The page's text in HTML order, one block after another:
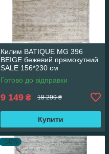
Килим BATIQUE MG 396
BEIGE бежевий прямокутний
SALE 156*230 см
Готово до відправки
9 149 ₴ 18 299 ₴
Купити
–50%